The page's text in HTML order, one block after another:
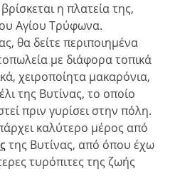
η πλατεία της,
Αγίου Τρύφωνα.
θα δείτε περιποιημένα
με διάφορα τοπικά
χειροποίητα μακαρόνια,
της Βυτίνας, το οποίο
πριν γυρίσει στην πόλη.
καλύτερο μέρος από
της Βυτίνας, από όπου έχω
τυρόπιτες της ζωής